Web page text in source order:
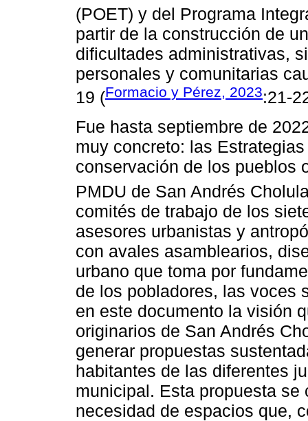
(POET) y del Programa
partir de la construcción de
dificultades administrativas,
personales y comunitarias
19 (Formacio y Pérez, 2023:21-
Fue hasta septiembre de
muy concreto: las
conservación de los pueblos
PMDU de San Andrés
comités de trabajo de los
asesores urbanistas y
con avales asamblearios,
urbano que toma por
de los pobladores, las voces
en este documento la visión
originarios de San Andrés
generar propuestas
habitantes de las diferentes
municipal. Esta propuesta
necesidad de espacios que,